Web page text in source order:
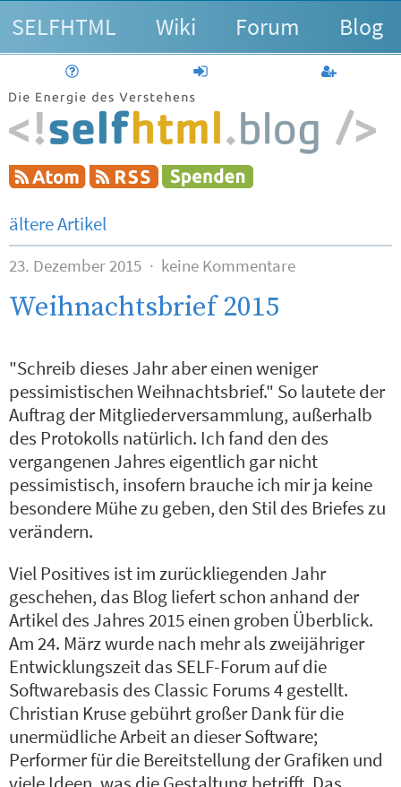
SELFHTML Wiki Forum Blog
anmelden
ältere Artikel
23. Dezember 2015 keine Kommentare
Weihnachtsbrief 2015
"Schreib dieses Jahr aber einen weniger
pessimistischen Weihnachtsbrief." So lautete der
Auftrag der Mitgliederversammlung, außerhalb
des Protokolls natürlich. Ich fand den des
vergangenen Jahres eigentlich gar nicht
pessimistisch, insofern brauche ich mir ja keine
besondere Mühe zu geben, den Stil des Briefes zu
verändern.
Viel Positives ist im zurückliegenden Jahr
geschehen, das Blog liefert schon anhand der
Artikel des Jahres 2015 einen groben Überblick.
Am 24. März wurde nach mehr als zweijähriger
Entwicklungszeit das SELF-Forum auf die
Softwarebasis des Classic Forums 4 gestellt.
Christian Kruse gebührt großer Dank für die
unermüdliche Arbeit an dieser Software;
Performer für die Bereitstellung der Grafiken und